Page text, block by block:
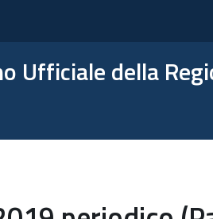
Ufficiale della